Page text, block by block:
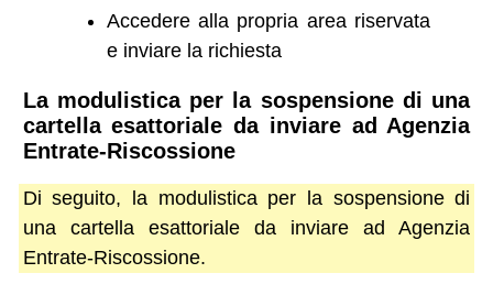
Accedere alla propria area riservata
e inviare la richiesta
La modulistica per la sospensione di una
cartella esattoriale da inviare ad Agenzia
Entrate-Riscossione
Di seguito, la modulistica per la sospensione di
una cartella esattoriale da inviare ad Agenzia
Entrate-Riscossione.